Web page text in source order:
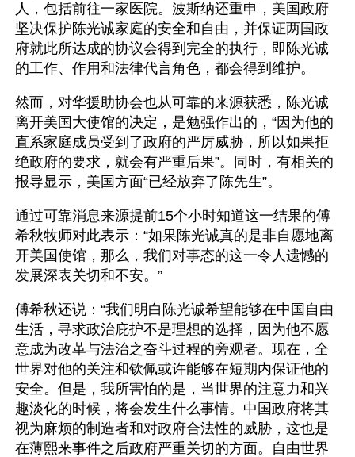
人，包括前往一家医院。波斯纳还重申，美国政府
坚决保护陈光诚家庭的安全和自由，并保证两国政
府就此所达成的协议会得到完全的执行，即陈光诚
的工作、作用和法律代言角色，都会得到维护。
然而，对华援助协会也从可靠的来源获悉，陈光诚
离开美国大使馆的决定，是勉强作出的，“因为他的
直系家庭成员受到了政府的严厉威胁，所以如果拒
绝政府的要求，就会有严重后果”。同时，有相关的
报导显示，美国方面“已经放弃了陈先生”。
通过可靠消息来源提前15个小时知道这一结果的傅
希秋牧师对此表示：“如果陈光诚真的是非自愿地离
开美国使馆，那么，我们对事态的这一令人遗憾的
发展深表关切和不安。”
傅希秋还说：“我们明白陈光诚希望能够在中国自由
生活，寻求政治庇护不是理想的选择，因为他不愿
意成为改革与法治之奋斗过程的旁观者。现在，全
世界对他的关注和钦佩或许能够在短期内保证他的
安全。但是，我所害怕的是，当世界的注意力和兴
趣淡化的时候，将会发生什么事情。中国政府将其
视为麻烦的制造者和对政府合法性的威胁，这也是
在薄熙来事件之后政府严重关切的方面。自由世界